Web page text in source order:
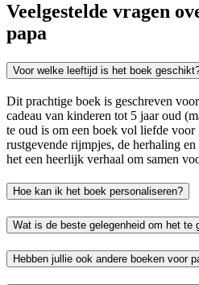
Veelgestelde vragen
papa
Voor welke leeftijd is het boek
Dit prachtige boek is geschreven
cadeau van kinderen tot 5 jaar oud
te oud is om een boek vol liefde
rustgevende rijmpjes, de herhaling
het een heerlijk verhaal om samen
Hoe kan ik het boek personaliseren?
Wat is de beste gelegenheid om het te
Hebben jullie ook andere boeken voor